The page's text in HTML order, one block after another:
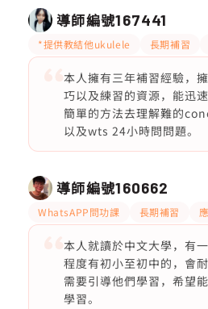
導師編號167441
*提供教結他ukulele 長期補習
本人擁有三年補習經驗，
巧以及練習的資源，能迅
簡單的方法去理解難的
以及wts 24小時問問題。
導師編號160662
WhatsAPP問功課 長期補習
本人就讀於中文大學，有
程度有初小至初中的，會
需要引導他們學習，希望
學習。